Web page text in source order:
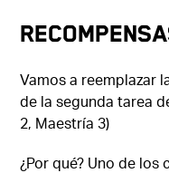
Vamos a reemplazar
de la segunda tarea
2, Maestría 3)
¿Por qué? Uno de